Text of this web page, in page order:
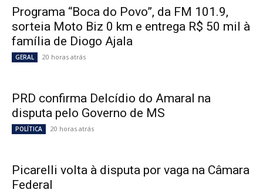
Programa “Boca do Povo”, da FM 101.9,
sorteia Moto Biz 0 km e entrega R$ 50 mil à
família de Diogo Ajala
GERAL 20 horas atrás
PRD confirma Delcídio do Amaral na
disputa pelo Governo de MS
POLÍTICA 20 horas atrás
Picarelli volta à disputa por vaga na Câmara
Federal